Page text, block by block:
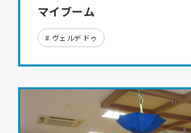
マイブーム
ヴェルデ ドゥ